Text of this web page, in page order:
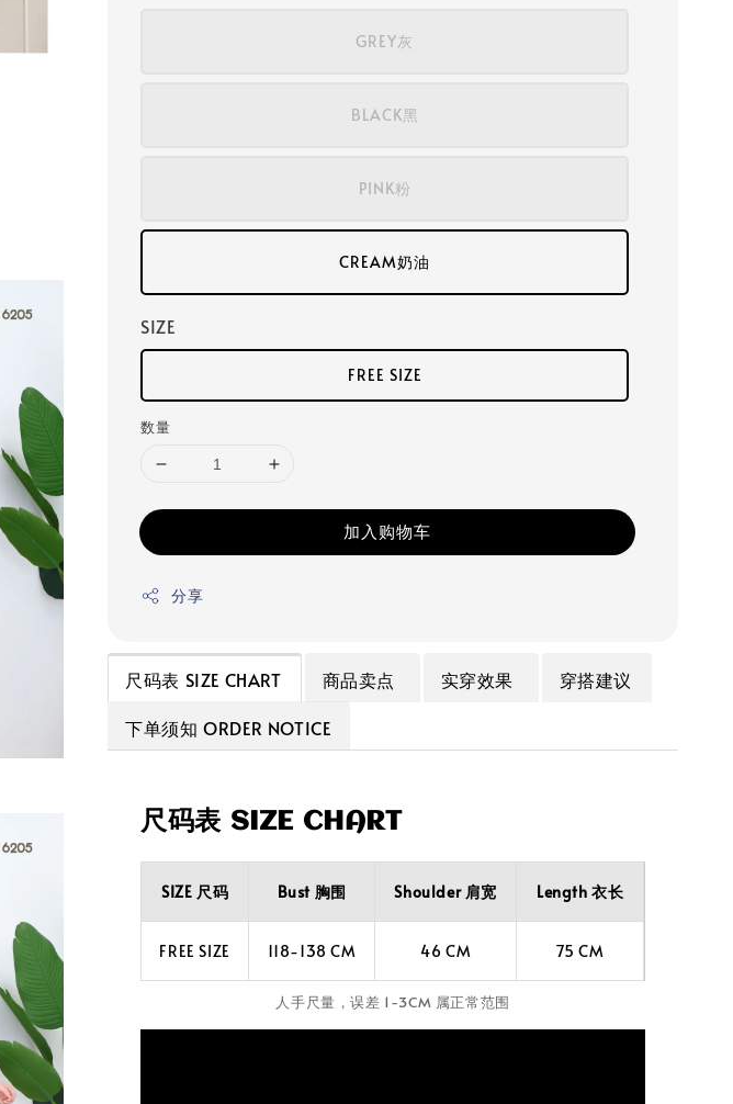
GREY灰
BLACK黑
PINK粉
CREAM奶油
SIZE
FREE SIZE
数量
加入购物车
分享
尺码表 SIZE CHART 商品卖点 实穿效果
穿搭建议
下单须知 ORDER NOTICE
尺码表 SIZE CHART
SIZE 尺码 Bust 胸围 Shoulder 肩宽 Length 衣长
FREE SIZE 118-138 CM 46 CM 75 CM
人手尺量，误差 1-3CM 属正常范围